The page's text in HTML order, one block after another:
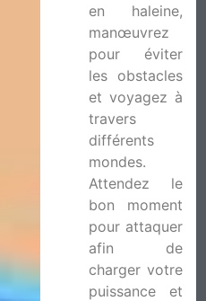
en haleine,
manœuvrez
pour éviter
les obstacles
et voyagez à
travers
différents
mondes.
Attendez le
bon moment
pour attaquer
afin de
charger votre
puissance et